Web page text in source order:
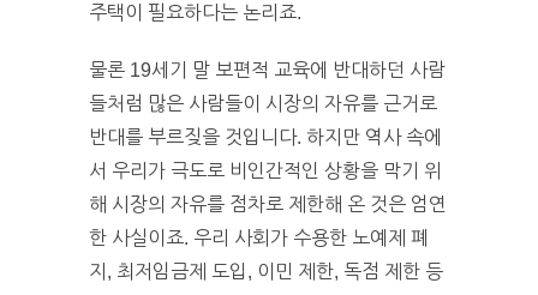
주택이 필요하다는 논리죠.
물론 19세기 말 보편적 교육에 반대하던 사람
들처럼 많은 사람들이 시장의 자유를 근거로
반대를 부르짖을 것입니다. 하지만 역사 속에
서 우리가 극도로 비인간적인 상황을 막기 위
해 시장의 자유를 점차로 제한해 온 것은 엄연
한 사실이죠. 우리 사회가 수용한 노예제 폐
지, 최저임금제 도입, 이민 제한, 독점 제한 등